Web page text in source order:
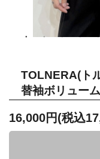
TOLNERA(ト
替袖ボリュー
16,000円(税込